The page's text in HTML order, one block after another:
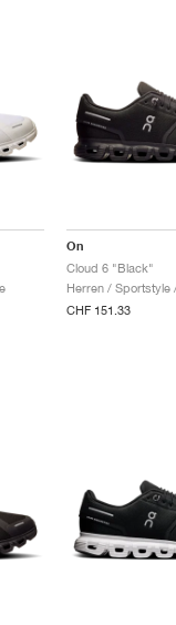
On
Cloud 6 "Black"
Herren / Sportstyle
CHF 151.33